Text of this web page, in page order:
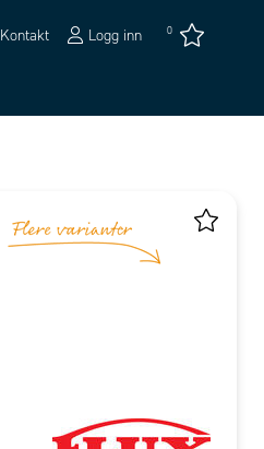
Kontakt Logg inn 0